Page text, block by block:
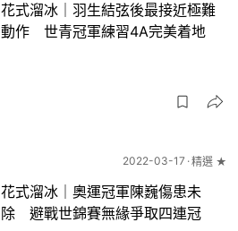
花式溜冰｜羽生結弦後最接近極難
動作 世青冠軍練習4A完美着地
2022-03-17 精選 ★
花式溜冰｜奧運冠軍陳巍傷患未
除 避戰世錦賽無緣爭取四連冠